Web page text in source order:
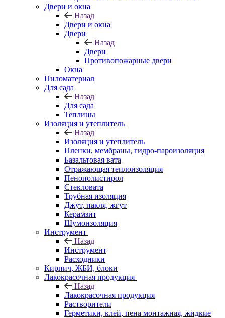
Двери и окна
Назад
Двери и окна
Двери
Назад
Двери
Противопожарные двери
Окна
Пиломатериал
Для сада
Назад
Для сада
Теплицы
Изоляция и утеплитель
Назад
Изоляция и утеплитель
Пленки, мембраны, гидро-пароизоляция
Базальтовая вата
Отражающая теплоизоляция
Пенополистирол
Стекловата
Трубная изоляция
Джут, пакля, жгут
Керамзит
Шумоизоляция
Инструмент
Назад
Инструмент
Расходники
Кирпич, ЖБИ, блоки
Лакокрасочная продукция
Назад
Лакокрасочная продукция
Растворители
Герметики, клей, пена монтажная, жидкие